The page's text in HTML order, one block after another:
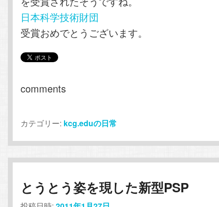
日本科学技術財団
受賞おめでとうございます。
comments
カテゴリー: kcg.eduの日常
とうとう姿を現した新型PSP